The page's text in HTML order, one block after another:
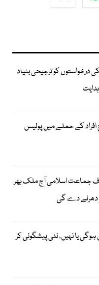
درخواستوں کو ترجیحی بنیاد
افراد کے حملے میں پولیس
جماعت اسلامی آج ملک بھر
ہوگی یا نہیں، نئی پیشگوئی کر